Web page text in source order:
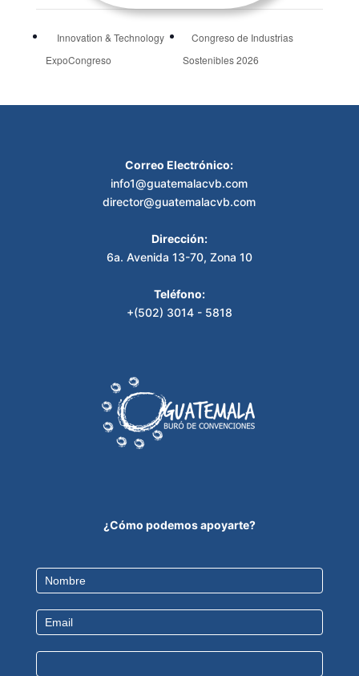
Innovation & Technology
ExpoCongreso
Congreso de Industrias
Sostenibles 2026
Correo Electrónico:
info1@guatemalacvb.com
director@guatemalacvb.com
Dirección:
6a. Avenida 13-70, Zona 10
Teléfono:
+(502) 3014 - 5818
¿Cómo podemos apoyarte?
Contact
Us